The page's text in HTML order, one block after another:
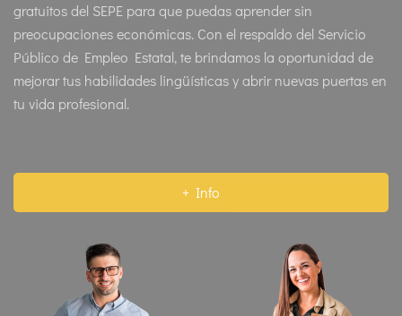
gratuitos del SEPE para que puedas aprender sin
preocupaciones económicas. Con el respaldo del Servicio
Público de Empleo Estatal, te brindamos la oportunidad de
mejorar tus habilidades lingüísticas y abrir nuevas puertas en
tu vida profesional.
+ Info